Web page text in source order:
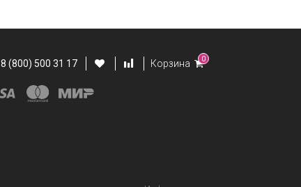
8 (800) 500 31 17 Корзина 0